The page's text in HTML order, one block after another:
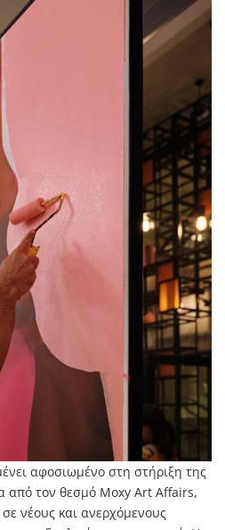
αφοσιωμένο στη στήριξη της
από τον θεσμό Moxy Art Affairs,
νέους και ανερχόμενους